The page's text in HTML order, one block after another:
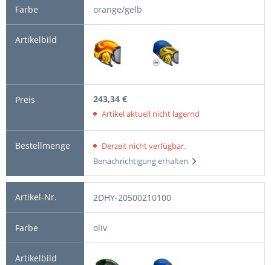
orange/gelb
243,34 €
Artikel aktuell nicht lagernd
Derzeit nicht verfügbar.
Benachrichtigung erhalten
2DHY-20500210100
oliv